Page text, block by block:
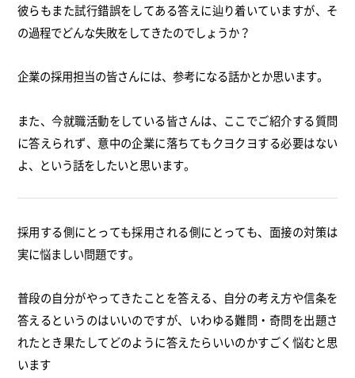
彼らもまた試行錯誤をしてある答えに辿り着いていますが、そ
の過程でどんな失敗をしてきたのでしょうか？
企業の採用担当の皆さんには、参考になる話かとか思います。
また、今就職活動をしている皆さんは、ここでご紹介する質問
に答えられず、意中の企業に落ちてもクヨクヨする必要はない
よ、という話をしたいと思います。
採用する側にとっても採用される側にとっても、面接の対策は
実に悩ましい問題です。
普段の自分がやってきたことを答える、自分の考え方や信条を
答えるというのはいいのですが、いわゆる難問・奇問を出題さ
れたとき果たしてどのように答えたらいいのかすごく悩むと思
います